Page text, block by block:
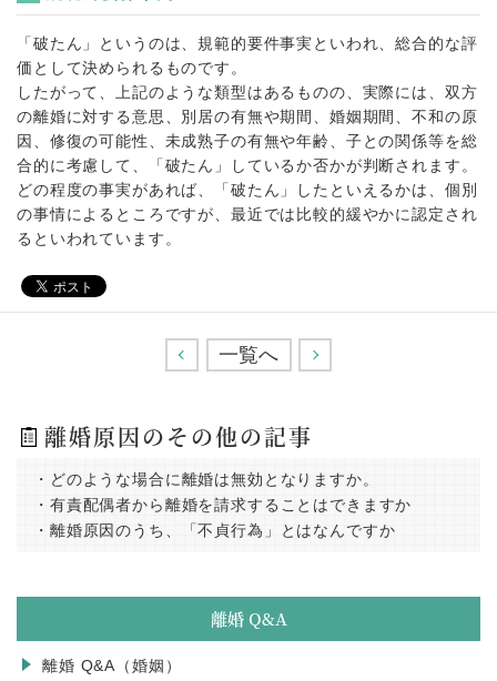
「破たん」というのは、規範的要件事実といわれ、総合的な評
価として決められるものです。
したがって、上記のような類型はあるものの、実際には、双方
の離婚に対する意思、別居の有無や期間、婚姻期間、不和の原
因、修復の可能性、未成熟子の有無や年齢、子との関係等を総
合的に考慮して、「破たん」しているか否かが判断されます。
どの程度の事実があれば、「破たん」したといえるかは、個別
の事情によるところですが、最近では比較的緩やかに認定され
るといわれています。
<一覧へ
離婚原因のその他の記事
・どのような場合に離婚は無効となりますか。
・有責配偶者から離婚を請求することはできますか
・離婚原因のうち、「不貞行為」とはなんですか
離婚 Q&A
離婚 Q&A（婚姻）